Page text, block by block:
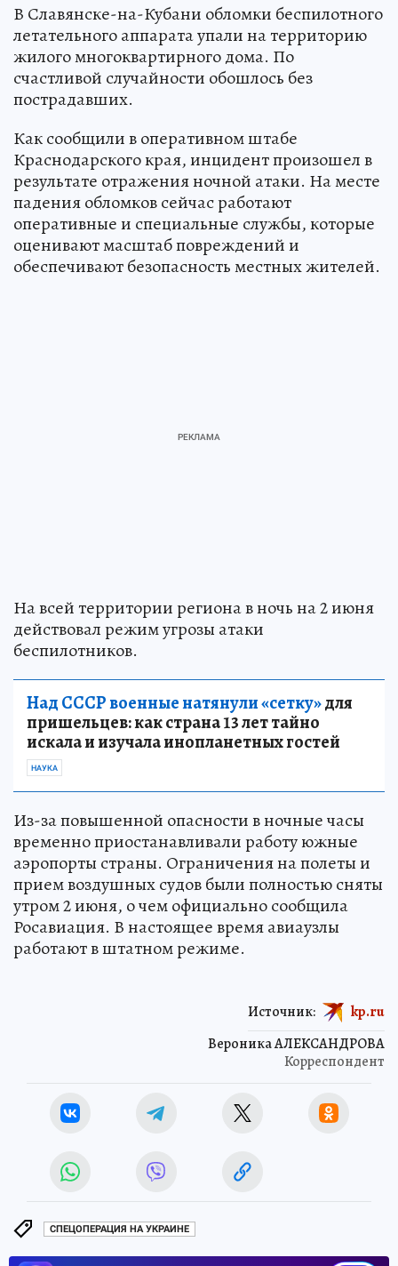
В Славянске-на-Кубани обломки беспилотного
летательного аппарата упали на территорию
жилого многоквартирного дома. По
счастливой случайности обошлось без
пострадавших.
Как сообщили в оперативном штабе
Краснодарского края, инцидент произошел в
результате отражения ночной атаки. На месте
падения обломков сейчас работают
оперативные и специальные службы, которые
оценивают масштаб повреждений и
обеспечивают безопасность местных жителей.
На всей территории региона в ночь на 2 июня
действовал режим угрозы атаки
беспилотников.
Над СССР военные натянули «сетку»для
пришельцев: как страна 13 лет тайно
искала и изучала инопланетных гостей
НАУКА
Из-за повышенной опасности в ночные часы
временно приостанавливали работу южные
аэропорты страны. Ограничения на полеты и
прием воздушных судов были полностью сняты
утром 2 июня, о чем официально сообщила
Росавиация. В настоящее время авиаузлы
работают в штатном режиме.
Вероника АЛЕКСАНДРОВА
Корреспондент
Источник: kp.ru
СПЕЦОПЕРАЦИЯ НА УКРАИНЕ